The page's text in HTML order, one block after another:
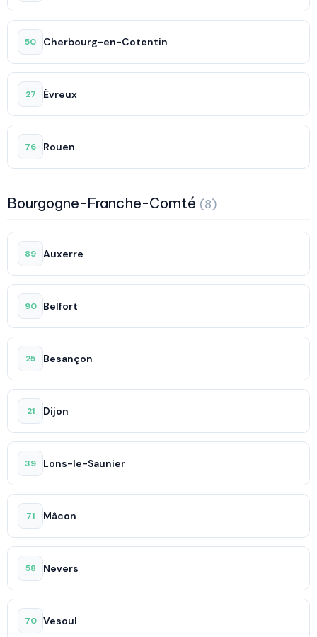
50 Cherbourg-en-Cotentin
27 Évreux
76 Rouen
Bourgogne-Franche-Comté (8)
89 Auxerre
90 Belfort
25 Besançon
21 Dijon
39 Lons-le-Saunier
71 Mâcon
58 Nevers
70 Vesoul